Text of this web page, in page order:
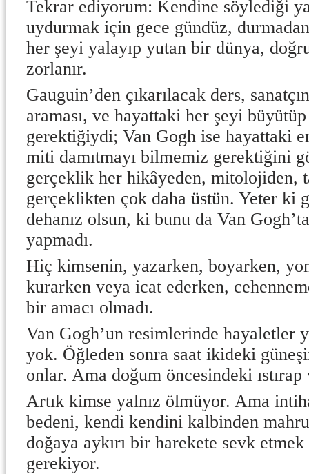
Tekrar ediyorum: Kendine söylediği
uydurmak için gece gündüz,
her şeyi yalayıp yutan bir dünya,
zorlanır.
Gauguin’den çıkarılacak ders,
araması, ve hayattaki her şeyi
gerektiğiydi; Van Gogh ise hayattaki
miti damıtmayı bilmemiz gerektiğini
gerçeklik her hikâyeden, mitolojiden,
gerçeklikten çok daha üstün. Yeter ki
dehanız olsun, ki bunu da Van
yapmadı.
Hiç kimsenin, yazarken, boyarken,
kurarken veya icat ederken,
bir amacı olmadı.
Van Gogh’un resimlerinde hayaletler
yok. Öğleden sonra saat ikideki
onlar. Ama doğum öncesindeki
Artık kimse yalnız ölmüyor. Ama
bedeni, kendi kendini kalbinden
doğaya aykırı bir harekete sevk
gerekiyor.